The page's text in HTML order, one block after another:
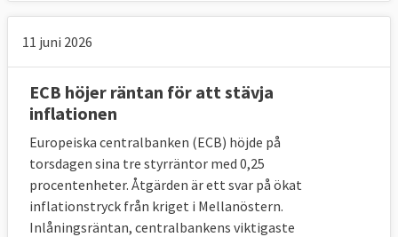
11 juni 2026
ECB höjer räntan för att stävja
inflationen
Europeiska centralbanken (ECB) höjde på
torsdagen sina tre styrräntor med 0,25
procentenheter. Åtgärden är ett svar på ökat
inflationstryck från kriget i Mellanöstern.
Inlåningsräntan, centralbankens viktigaste